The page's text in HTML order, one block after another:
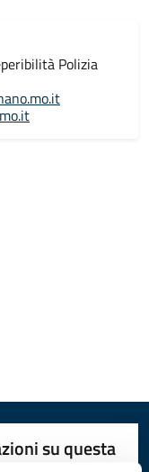
Polizia
su questa